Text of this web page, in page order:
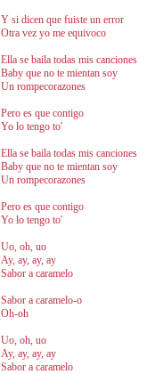
Y si dicen que fuiste un error
Otra vez yo me equivoco
Ella se baila todas mis canciones
Baby que no te mientan soy
Un rompecorazones
Pero es que contigo
Yo lo tengo to'
Ella se baila todas mis canciones
Baby que no te mientan soy
Un rompecorazones
Pero es que contigo
Yo lo tengo to'
Uo, oh, uo
Ay, ay, ay, ay
Sabor a caramelo
Sabor a caramelo-o
Oh-oh
Uo, oh, uo
Ay, ay, ay, ay
Sabor a caramelo